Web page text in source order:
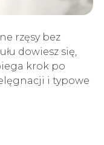
rzęsy bez
dowiesz się,
krok po
i typowe